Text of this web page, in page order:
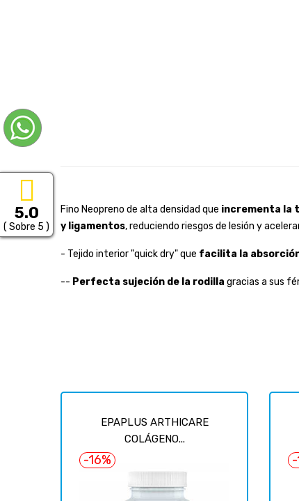
Fino Neopreno de alta densidad que incrementa la
y ligamentos, reduciendo riesgos de lesión y
- Tejido interior "quick dry" que facilita la
-- Perfecta sujeción de la rodilla gracias a sus
EPAPLUS ARTHICARE
COLÁGENO...
-16% -
5.0
( Sobre 5 )